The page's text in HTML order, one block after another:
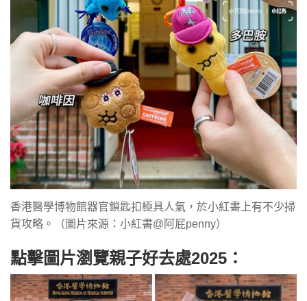
香港醫學博物館器官鎖匙扣極具人氣，於小紅書上有不少掃
貨攻略。（圖片來源：小紅書@阿屁penny）
點擊圖片瀏覽親子好去處2025：